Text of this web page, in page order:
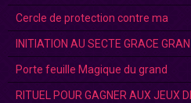
Cercle de protection contre ma
INITIATION AU SECTE GRACE GRAN
Porte feuille Magique du grand
RITUEL POUR GAGNER AUX JEUX